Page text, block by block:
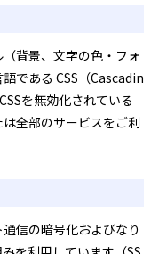
背景、文字の色・フォ
である CSS（Cascadin
を無効化されている
全部のサービスをご利
信の暗号化およびなり